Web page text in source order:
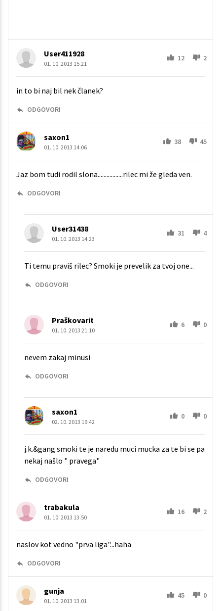
User411928
01. 10. 2013 15.21
12 2
in to bi naj bil nek članek?
ODGOVORI
saxon1
01. 10. 2013 14.06
38 45
Jaz bom tudi rodil slona.................rilec mi že gleda ven.
ODGOVORI
User31438
01. 10. 2013 14.23
31 4
Ti temu praviš rilec? Smoki je prevelik za tvoj one...
ODGOVORI
Praškovarit
01. 10. 2013 21.10
6 0
nevem zakaj minusi
ODGOVORI
saxon1
02. 10. 2013 19.42
0 0
j.k.&gang smoki te je naredu muci mucka za te bi se pa
nekaj našlo " pravega"
ODGOVORI
trabakula
01. 10. 2013 13.50
16 2
naslov kot vedno "prva liga"...haha
ODGOVORI
gunja
01. 10. 2013 13.01
45 0